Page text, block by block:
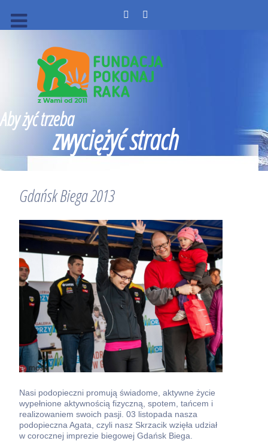
Aby żyć trzeba
zwyciężyć strach
Gdańsk Biega 2013
Nasi podopieczni promują świadome, aktywne życie
wypełnione aktywnością fizyczną, spotem, tańcem i
realizowaniem swoich pasji. 03 listopada nasza
podopieczna Agata, czyli nasz Skrzacik wzięła udział
w corocznej imprezie biegowej Gdańsk Biega.